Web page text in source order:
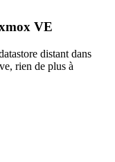
VE
distant dans
rien de plus à